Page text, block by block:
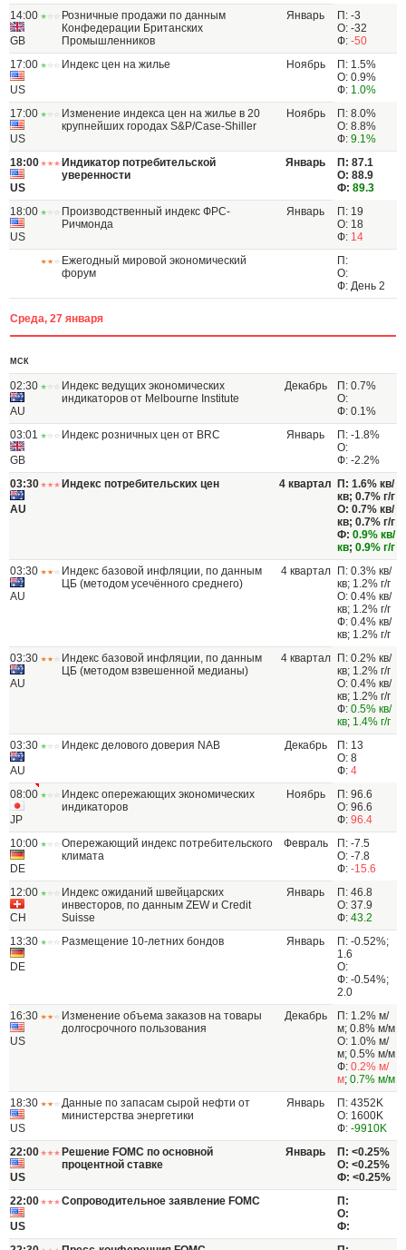
14:00
GB
Розничные продажи по данным
Конфедерации Британских
Промышленников
Январь
П: -3
О: -32
Ф: -50
17:00
US
Индекс цен на жилье Ноябрь
П: 1.5%
О: 0.9%
Ф: 1.0%
17:00
US
Изменение индекса цен на жилье в 20
крупнейших городах S&P/Case-Shiller
Ноябрь
П: 8.0%
О: 8.8%
Ф: 9.1%
18:00
US
Индикатор потребительской
уверенности
Январь
П: 87.1
О: 88.9
Ф: 89.3
18:00
US
Производственный индекс ФРС-
Ричмонда
Январь
П: 19
О: 18
Ф: 14
Ежегодный мировой экономический
форум
П:
О:
Ф: День 2
Среда, 27 января
МСК
02:30
AU
Индекс ведущих экономических
индикаторов от Melbourne Institute
Декабрь
П: 0.7%
О:
Ф: 0.1%
03:01
GB
Индекс розничных цен от BRC Январь
П: -1.8%
О:
Ф: -2.2%
03:30
AU
Индекс потребительских цен 4 квартал
П: 1.6% кв/
кв; 0.7% г/г
О: 0.7% кв/
кв; 0.7% г/г
Ф: 0.9% кв/
кв; 0.9% г/г
03:30
AU
Индекс базовой инфляции, по данным
ЦБ (методом усечённого среднего)
4 квартал
П: 0.3% кв/
кв; 1.2% г/г
О: 0.4% кв/
кв; 1.2% г/г
Ф: 0.4% кв/
кв; 1.2% г/г
03:30
AU
Индекс базовой инфляции, по данным
ЦБ (методом взвешенной медианы)
4 квартал
П: 0.2% кв/
кв; 1.2% г/г
О: 0.4% кв/
кв; 1.2% г/г
Ф: 0.5% кв/
кв; 1.4% г/г
03:30
AU
Индекс делового доверия NAB Декабрь
П: 13
О: 8
Ф: 4
08:00
JP
Индекс опережающих экономических
индикаторов
Ноябрь
П: 96.6
О: 96.6
Ф: 96.4
10:00
DE
Опережающий индекс потребительского
климата
Февраль
П: -7.5
О: -7.8
Ф: -15.6
12:00
CH
Индекс ожиданий швейцарских
инвесторов, по данным ZEW и Credit
Suisse
Январь
П: 46.8
О: 37.9
Ф: 43.2
13:30
DE
Размещение 10-летних бондов Январь
П: -0.52%;
1.6
О:
Ф: -0.54%;
2.0
16:30
US
Изменение объема заказов на товары
долгосрочного пользования
Декабрь
П: 1.2% м/
м; 0.8% м/м
О: 1.0% м/
м; 0.5% м/м
Ф: 0.2% м/
м; 0.7% м/м
18:30
US
Данные по запасам сырой нефти от
министерства энергетики
Январь
П: 4352K
О: 1600K
Ф: -9910K
22:00
US
Решение FOMC по основной
процентной ставке
Январь
П: <0.25%
О: <0.25%
Ф: <0.25%
22:00
US
Сопроводительное заявление FOMC
П:
О:
Ф: